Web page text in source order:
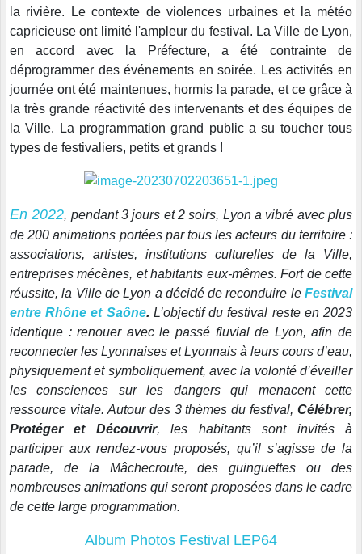
la rivière. Le contexte de violences urbaines et la météo
capricieuse ont limité l'ampleur du festival. La Ville de Lyon,
en accord avec la Préfecture, a été contrainte de
déprogrammer des événements en soirée. Les activités en
journée ont été maintenues, hormis la parade, et ce grâce à
la très grande réactivité des intervenants et des équipes de
la Ville. La programmation grand public a su toucher tous
types de festivaliers, petits et grands !
En 2022, pendant 3 jours et 2 soirs, Lyon a vibré avec plus
de 200 animations portées par tous les acteurs du territoire :
associations, artistes, institutions culturelles de la Ville,
entreprises mécènes, et habitants eux-mêmes. Fort de cette
réussite, la Ville de Lyon a décidé de reconduire le Festival
entre Rhône et Saône. L’objectif du festival reste en 2023
identique : renouer avec le passé fluvial de Lyon, afin de
reconnecter les Lyonnaises et Lyonnais à leurs cours d’eau,
physiquement et symboliquement, avec la volonté d’éveiller
les consciences sur les dangers qui menacent cette
ressource vitale. Autour des 3 thèmes du festival, Célébrer,
Protéger et Découvrir, les habitants sont invités à
participer aux rendez-vous proposés, qu’il s’agisse de la
parade, de la Mâchecroute, des guinguettes ou des
nombreuses animations qui seront proposées dans le cadre
de cette large programmation.
Album Photos Festival LEP64